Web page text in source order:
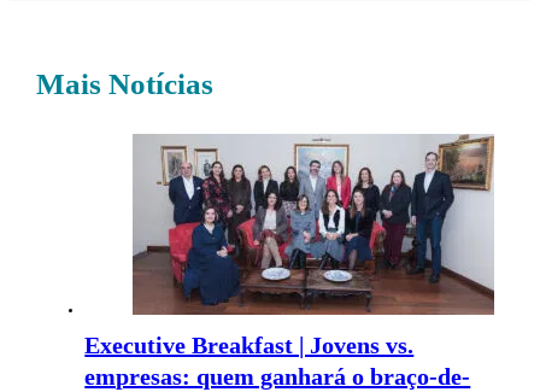
Mais Notícias
Executive Breakfast | Jovens vs.
empresas: quem ganhará o braço-de-